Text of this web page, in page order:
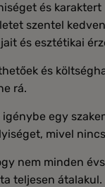
és
szentel
és esztétikai
és
rá.
egy
mivel
nem minden
teljesen átalakul.